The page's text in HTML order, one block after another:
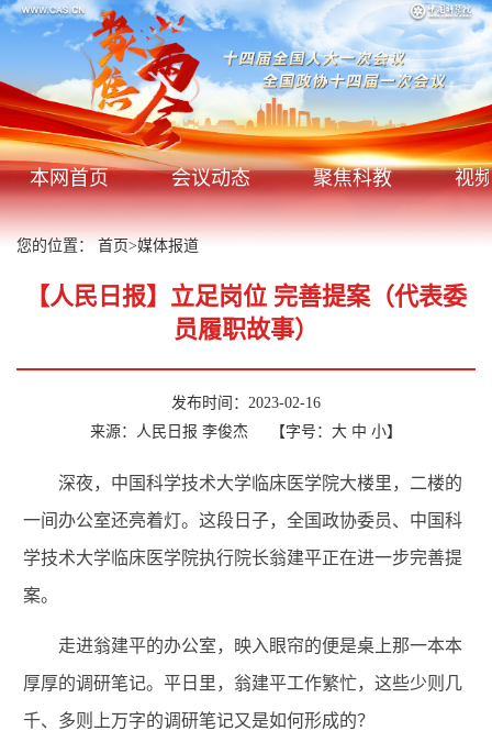
本网首页 会议动态 聚焦科教 视
您的位置： 首页>媒体报道
【人民日报】立足岗位 完善提案（代表委
员履职故事）
发布时间：2023-02-16
来源：人民日报 李俊杰
【字号： 大 中 小】
深夜，中国科学技术大学临床医学院大楼里，二楼的
一间办公室还亮着灯。这段日子，全国政协委员、中国科
学技术大学临床医学院执行院长翁建平正在进一步完善提
案。
走进翁建平的办公室，映入眼帘的便是桌上那一本本
厚厚的调研笔记。平日里，翁建平工作繁忙，这些少则几
千、多则上万字的调研笔记又是如何形成的？